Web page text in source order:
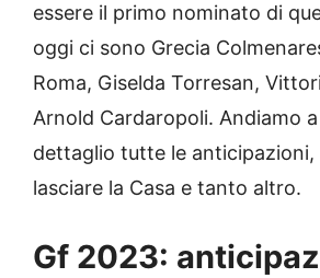
essere il primo nominato di
oggi ci sono Grecia
Roma, Giselda Torresan,
Arnold Cardaropoli. Andiamo
dettaglio tutte le
lasciare la Casa e tanto altro.
Gf 2023: